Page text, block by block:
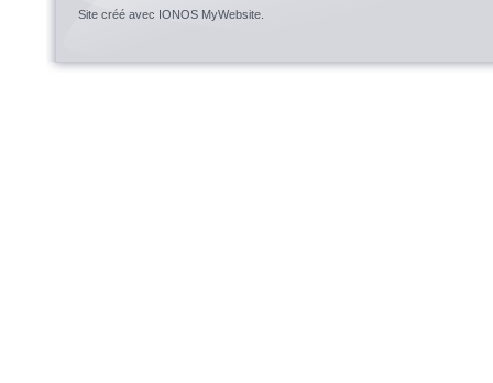
Site créé avec IONOS MyWebsite